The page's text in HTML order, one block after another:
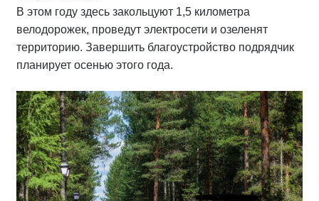
В этом году здесь закольцуют 1,5 километра
велодорожек, проведут электросети и озеленят
территорию. Завершить благоустройство подрядчик
планирует осенью этого года.